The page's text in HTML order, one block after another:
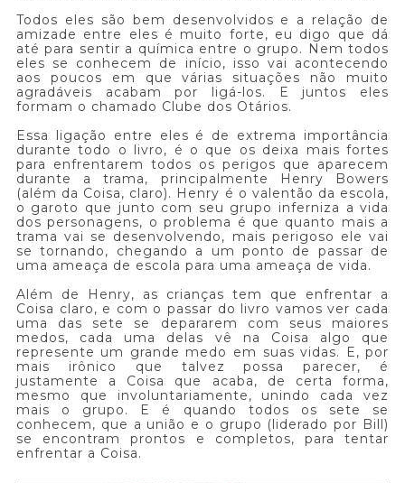
Todos eles são bem desenvolvidos e a relação de
amizade entre eles é muito forte, eu digo que dá
até para sentir a química entre o grupo. Nem todos
eles se conhecem de início, isso vai acontecendo
aos poucos em que várias situações não muito
agradáveis acabam por ligá-los. E juntos eles
formam o chamado Clube dos Otários.
Essa ligação entre eles é de extrema importância
durante todo o livro, é o que os deixa mais fortes
para enfrentarem todos os perigos que aparecem
durante a trama, principalmente Henry Bowers
(além da Coisa, claro). Henry é o valentão da escola,
o garoto que junto com seu grupo inferniza a vida
dos personagens, o problema é que quanto mais a
trama vai se desenvolvendo, mais perigoso ele vai
se tornando, chegando a um ponto de passar de
uma ameaça de escola para uma ameaça de vida.
Além de Henry, as crianças tem que enfrentar a
Coisa claro, e com o passar do livro vamos ver cada
uma das sete se depararem com seus maiores
medos, cada uma delas vê na Coisa algo que
represente um grande medo em suas vidas. E, por
mais irônico que talvez possa parecer, é
justamente a Coisa que acaba, de certa forma,
mesmo que involuntariamente, unindo cada vez
mais o grupo. E é quando todos os sete se
conhecem, que a união e o grupo (liderado por Bill)
se encontram prontos e completos, para tentar
enfrentar a Coisa.